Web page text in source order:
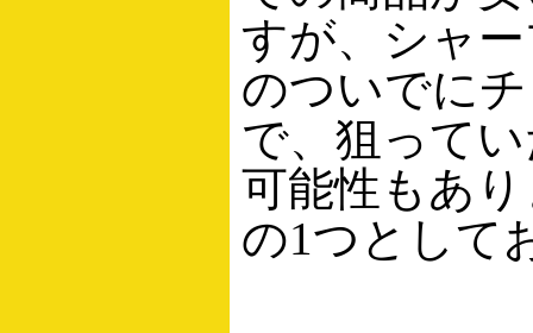
すが、シャ
のついでに
で、狙って
可能性もあ
の1つとして